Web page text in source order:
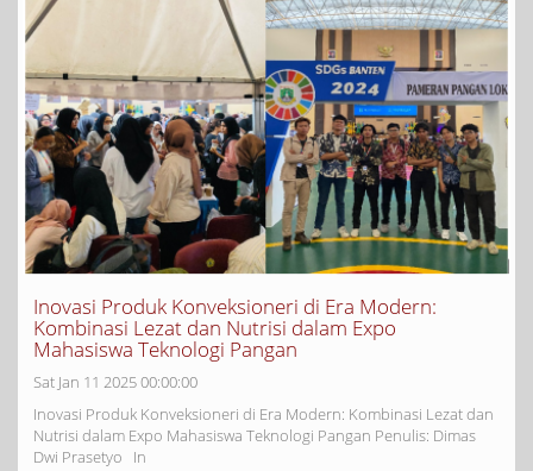
Inovasi Produk Konveksioneri di Era Modern:
Kombinasi Lezat dan Nutrisi dalam Expo
Mahasiswa Teknologi Pangan
Sat Jan 11 2025 00:00:00
Inovasi Produk Konveksioneri di Era Modern: Kombinasi Lezat dan
Nutrisi dalam Expo Mahasiswa Teknologi Pangan Penulis: Dimas
Dwi Prasetyo In